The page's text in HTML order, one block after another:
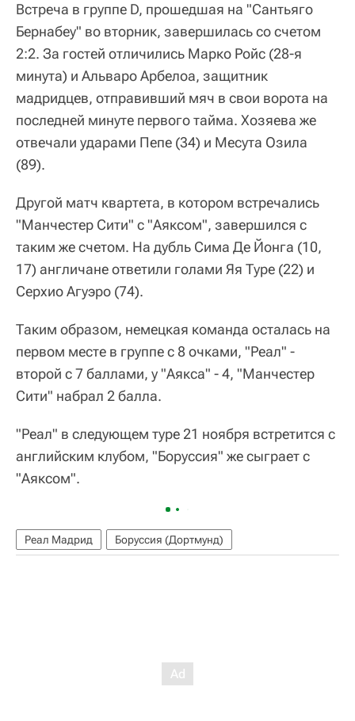
Встреча в группе D, прошедшая на "Сантьяго
Бернабеу" во вторник, завершилась со счетом
2:2. За гостей отличились Марко Ройс (28-я
минута) и Альваро Арбелоа, защитник
мадридцев, отправивший мяч в свои ворота на
последней минуте первого тайма. Хозяева же
отвечали ударами Пепе (34) и Месута Озила
(89).
Другой матч квартета, в котором встречались
"Манчестер Сити" с "Аяксом", завершился с
таким же счетом. На дубль Сима Де Йонга (10,
17) англичане ответили голами Яя Туре (22) и
Серхио Агуэро (74).
Таким образом, немецкая команда осталась на
первом месте в группе с 8 очками, "Реал" -
второй с 7 баллами, у "Аякса" - 4, "Манчестер
Сити" набрал 2 балла.
"Реал" в следующем туре 21 ноября встретится с
английским клубом, "Боруссия" же сыграет с
"Аяксом".
Реал Мадрид Боруссия (Дортмунд)